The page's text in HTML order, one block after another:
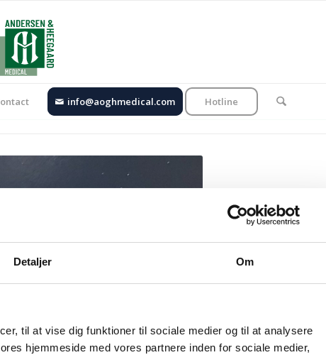
Detaljer Om
til at vise dig funktioner til sociale medier og til at analysere
hjemmeside med vores partnere inden for sociale medier,
info@aoghmedical.com Hotline